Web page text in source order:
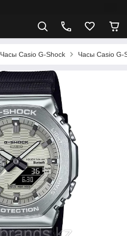
Часы Casio G-Shock Часы Casio G-